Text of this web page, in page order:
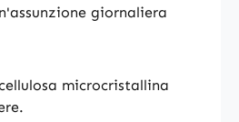
giornaliera
microcristallina